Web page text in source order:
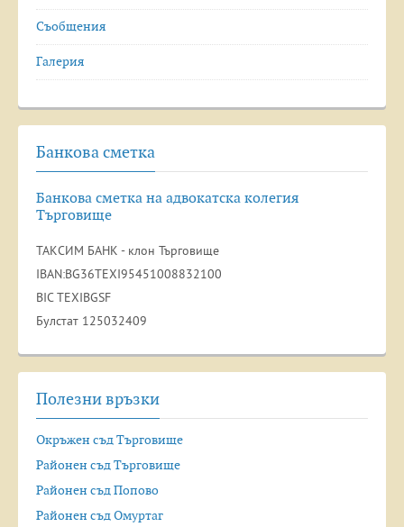
Съобщения
Галерия
Банкова сметка
Банкова сметка на адвокатска колегия
Търговище
ТАКСИМ БАНК - клон Търговище
IBAN:BG36TEXI95451008832100
BIC TEXIBGSF
Булстат 125032409
Полезни връзки
Окръжен съд Търговище
Районен съд Търговище
Районен съд Попово
Районен съд Омуртаг